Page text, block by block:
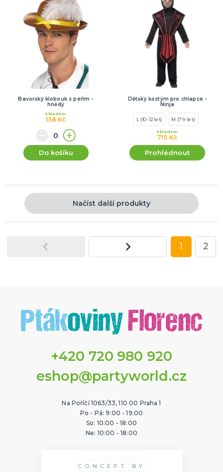
Bavorský klobouk s peřím -
hnědý
158 Kč
Skladem
Do košíku
Dětský kostým pro chlapce -
Ninja
L (10-12 let) M (7-9 let)
715 Kč
Skladem
Prohlédnout
Načíst další produkty
1 2
+420 720 980 920
eshop@partyworld.cz
Na Poříčí 1063/33, 110 00 Praha 1
Po - Pá: 9:00 - 19:00
So: 10:00 - 18:00
Ne: 10:00 - 18:00
CONCEPT BY